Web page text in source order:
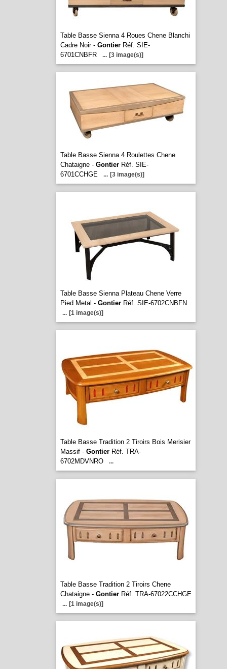
Table Basse Sienna 4 Roues Chene Blanchi
Cadre Noir - GontierRéf. SIE-
6701CNBFR
... [3 image(s)]
Table Basse Sienna 4 Roulettes Chene
Chataigne - GontierRéf. SIE-
6701CCHGE
... [3 image(s)]
Table Basse Sienna Plateau Chene Verre
Pied Metal - GontierRéf. SIE-6702CNBFN
... [1 image(s)]
Table Basse Tradition 2 Tiroirs Bois Merisier
Massif - GontierRéf. TRA-
6702MDVNRO
...
Table Basse Tradition 2 Tiroirs Chene
Chataigne - GontierRéf. TRA-67022CCHGE
... [1 image(s)]